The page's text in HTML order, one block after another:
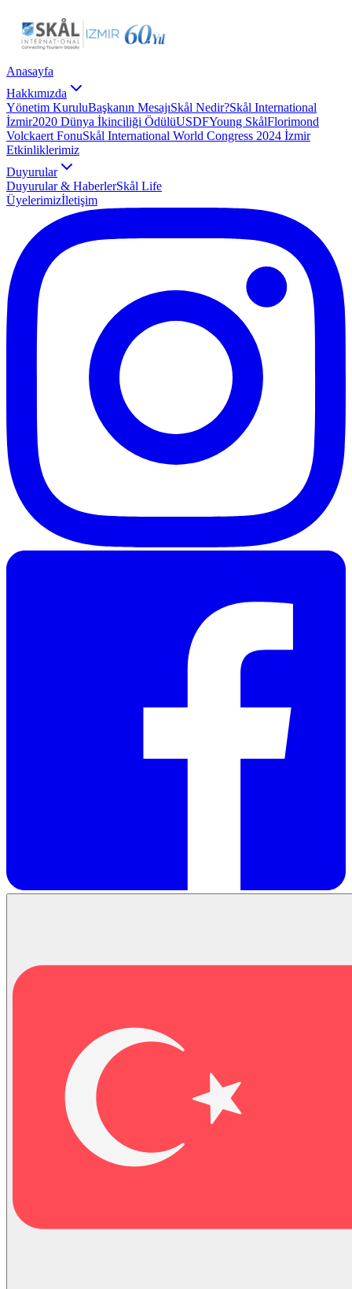
Anasayfa
Hakkımızda
Yönetim KuruluBaşkanın MesajıSkål Nedir?Skål International
İzmir2020 Dünya İkinciliği ÖdülüUSDFYoung SkålFlorimond
Volckaert FonuSkål International World Congress 2024 İzmir
Etkinliklerimiz
Duyurular
Duyurular & HaberlerSkål Life
Üyelerimizİletişim